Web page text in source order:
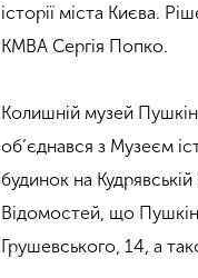
історії міста Києва.
КМВА Сергія Попко.
Колишній музей
об’єднався з Музеєм
будинок на
Відомостей, що
Грушевського, 14, а